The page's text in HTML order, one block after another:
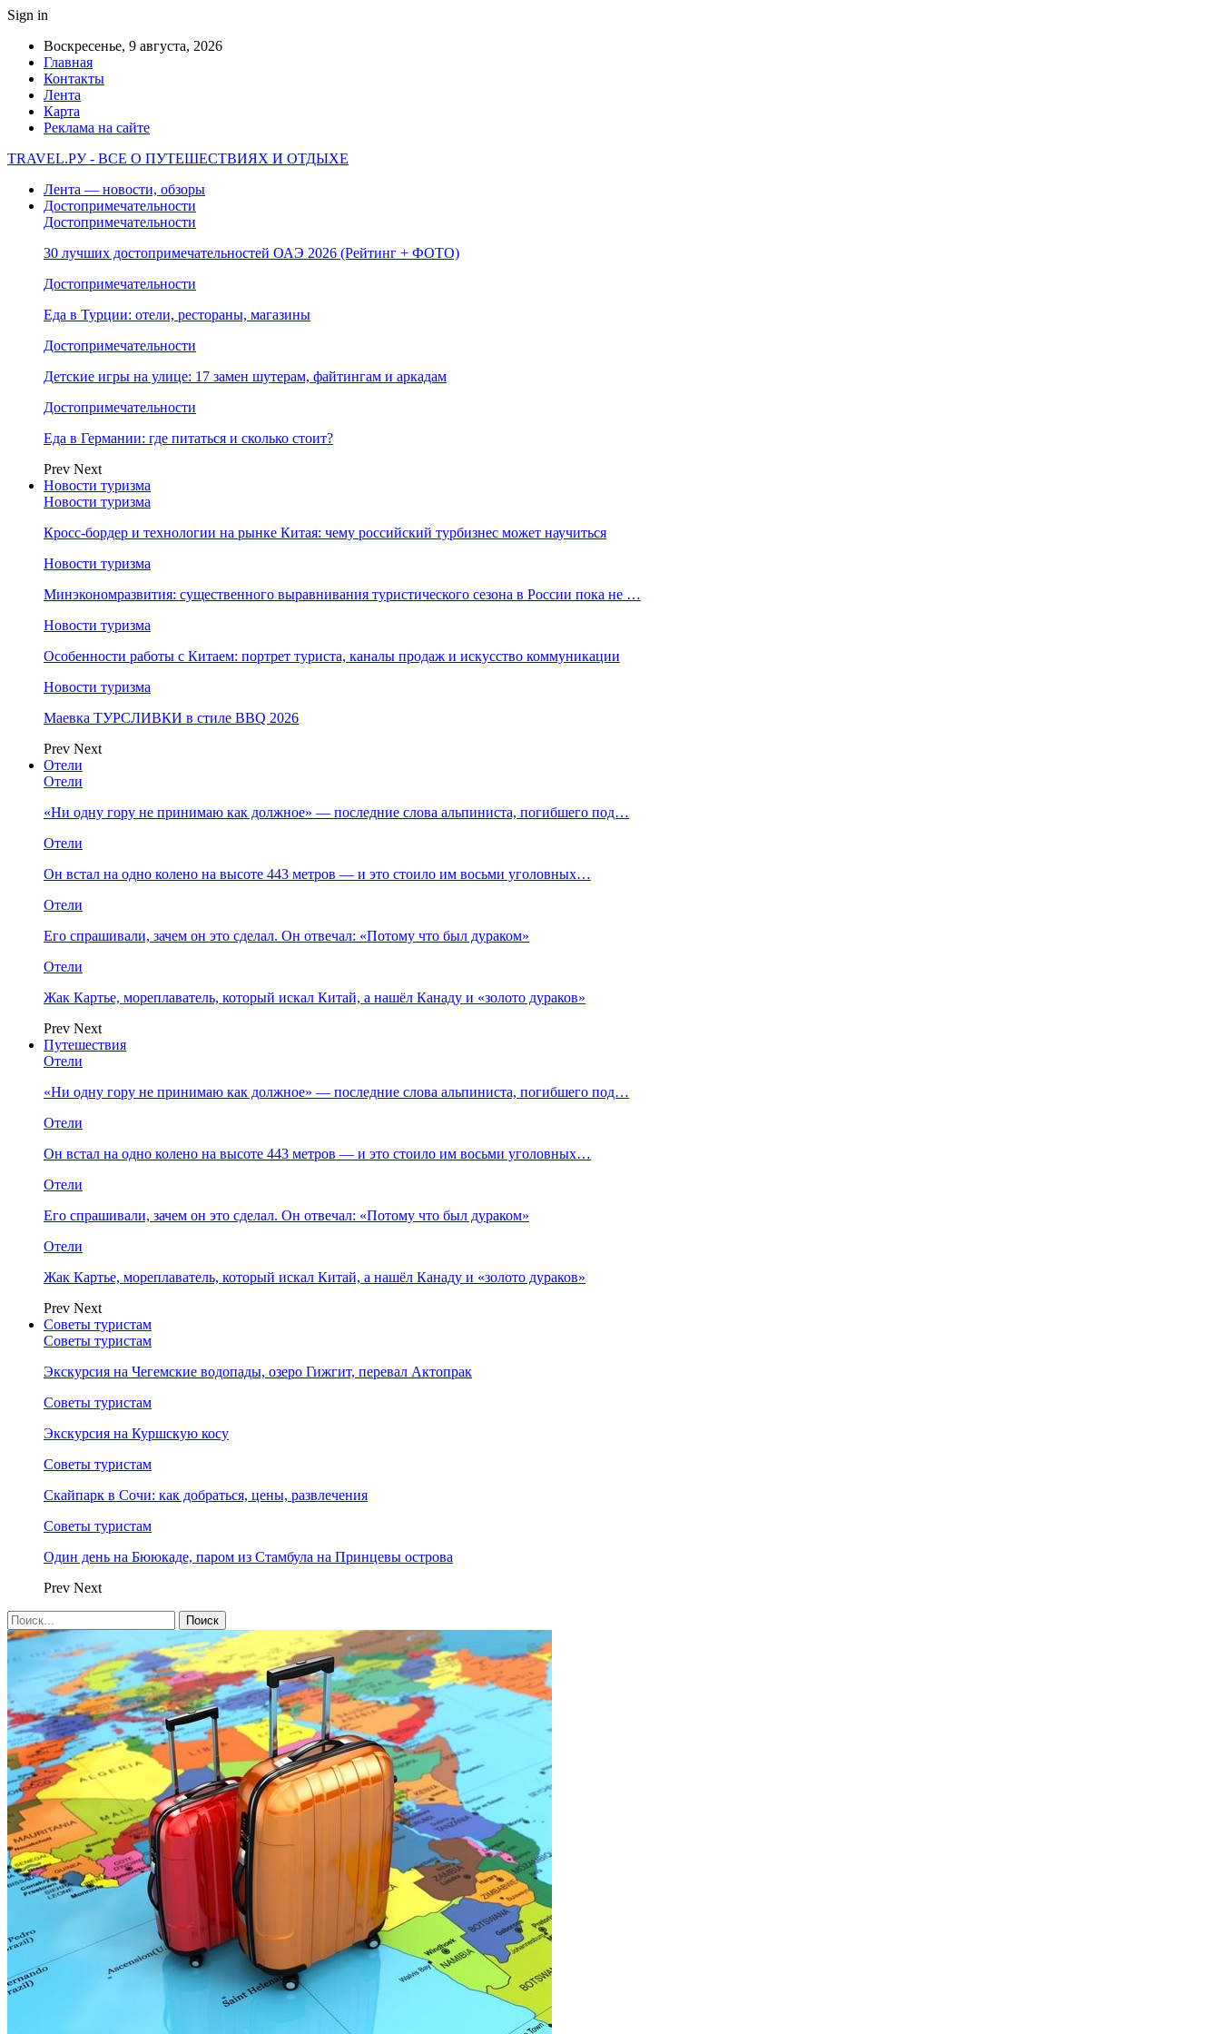
Sign in
Воскресенье, 9 августа, 2026
Главная
Контакты
Лента
Карта
Реклама на сайте
TRAVEL.РУ - ВСЕ О ПУТЕШЕСТВИЯХ И ОТДЫХЕ
Лента — новости, обзоры
Достопримечательности
Достопримечательности
30 лучших достопримечательностей ОАЭ 2026 (Рейтинг + ФОТО)
Достопримечательности
Еда в Турции: отели, рестораны, магазины
Достопримечательности
Детские игры на улице: 17 замен шутерам, файтингам и аркадам
Достопримечательности
Еда в Германии: где питаться и сколько стоит?
Prev Next
Новости туризма
Новости туризма
Кросс-бордер и технологии на рынке Китая: чему российский турбизнес может научиться
Новости туризма
Минэкономразвития: существенного выравнивания туристического сезона в России пока не …
Новости туризма
Особенности работы с Китаем: портрет туриста, каналы продаж и искусство коммуникации
Новости туризма
Маевка ТУРСЛИВКИ в стиле BBQ 2026
Prev Next
Отели
Отели
«Ни одну гору не принимаю как должное» — последние слова альпиниста, погибшего под…
Отели
Он встал на одно колено на высоте 443 метров — и это стоило им восьми уголовных…
Отели
Его спрашивали, зачем он это сделал. Он отвечал: «Потому что был дураком»
Отели
Жак Картье, мореплаватель, который искал Китай, а нашёл Канаду и «золото дураков»
Prev Next
Путешествия
Отели
«Ни одну гору не принимаю как должное» — последние слова альпиниста, погибшего под…
Отели
Он встал на одно колено на высоте 443 метров — и это стоило им восьми уголовных…
Отели
Его спрашивали, зачем он это сделал. Он отвечал: «Потому что был дураком»
Отели
Жак Картье, мореплаватель, который искал Китай, а нашёл Канаду и «золото дураков»
Prev Next
Советы туристам
Советы туристам
Экскурсия на Чегемские водопады, озеро Гижгит, перевал Актопрак
Советы туристам
Экскурсия на Куршскую косу
Советы туристам
Скайпарк в Сочи: как добраться, цены, развлечения
Советы туристам
Один день на Бююкаде, паром из Стамбула на Принцевы острова
Prev Next